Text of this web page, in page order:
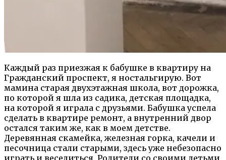
Каждый раз приезжая к бабушке в квартиру на
Гражданский проспект, я ностальгирую. Вот
мамина старая двухэтажная школа, вот дорожка,
по которой я шла из садика, детская площадка,
на которой я играла с друзьями. Бабушка успела
сделать в квартире ремонт, а внутренний двор
остался таким же, как в моем детстве.
Деревянная скамейка, железная горка, качели и
песочница стали старыми, здесь уже небезопасно
играть и веселиться. Родители со своими детьми